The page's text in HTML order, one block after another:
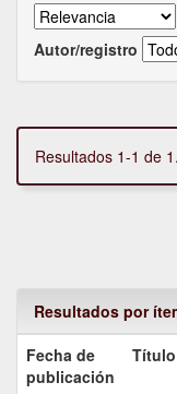
Autor/registro
Resultados 1-1 de 1.
Resultados por
Fecha de
publicación
Título